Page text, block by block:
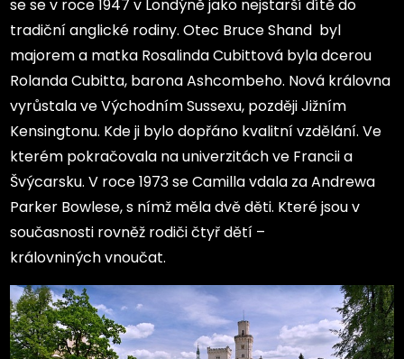
se se v roce 1947 v Londýně jako nejstarší dítě do
tradiční anglické rodiny. Otec Bruce Shand byl
majorem a matka Rosalinda Cubittová byla dcerou
Rolanda Cubitta, barona Ashcombeho. Nová královna
vyrůstala ve Východním Sussexu, později Jižním
Kensingtonu. Kde ji bylo dopřáno kvalitní vzdělání. Ve
kterém pokračovala na univerzitách ve Francii a
Švýcarsku. V roce 1973 se Camilla vdala za Andrewa
Parker Bowlese, s nímž měla dvě děti. Které jsou v
současnosti rovněž rodiči čtyř dětí –
královniných vnoučat.